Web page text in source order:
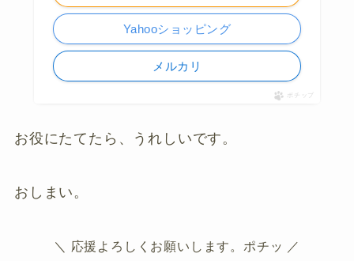
Yahooショッピング
メルカリ
ポチップ
お役にたてたら、うれしいです。
おしまい。
＼ 応援よろしくお願いします。ポチッ ／